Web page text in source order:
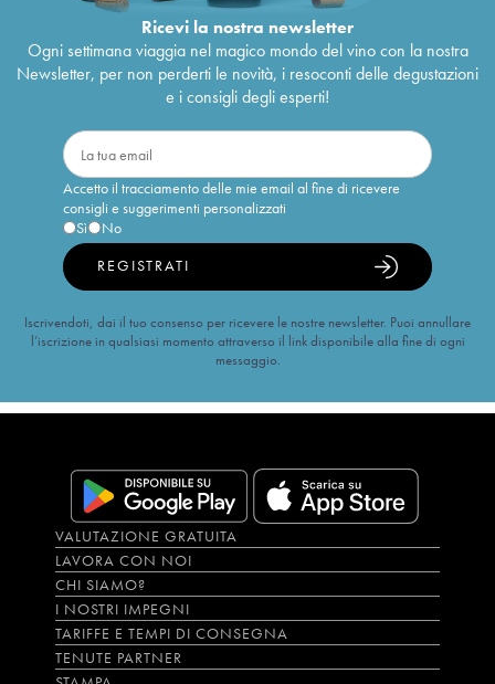
Ricevi la nostra newsletter
Ogni settimana viaggia nel magico mondo del vino con la nostra
Newsletter, per non perderti le novità, i resoconti delle degustazioni
e i consigli degli esperti!
Accetto il tracciamento delle mie email al fine di ricevere
consigli e suggerimenti personalizzati
Sì
No
REGISTRATI
Iscrivendoti, dai il tuo consenso per ricevere le nostre newsletter. Puoi annullare
l’iscrizione in qualsiasi momento attraverso il link disponibile alla fine di ogni
messaggio.
VALUTAZIONE GRATUITA
LAVORA CON NOI
CHI SIAMO?
I NOSTRI IMPEGNI
TARIFFE E TEMPI DI CONSEGNA
TENUTE PARTNER